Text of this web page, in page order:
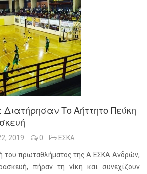
Το Αήττητο Πεύκη
2019 0 ΕΣΚΑ
του πρωταθλήματος της Α ΕΣΚΑ Ανδρών,
πήραν τη νίκη και συνεχίζουν